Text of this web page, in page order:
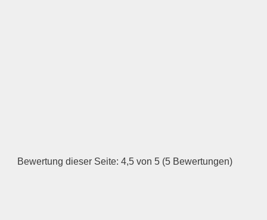
Bewertung dieser Seite: 4,5 von 5 (5 Bewertungen)